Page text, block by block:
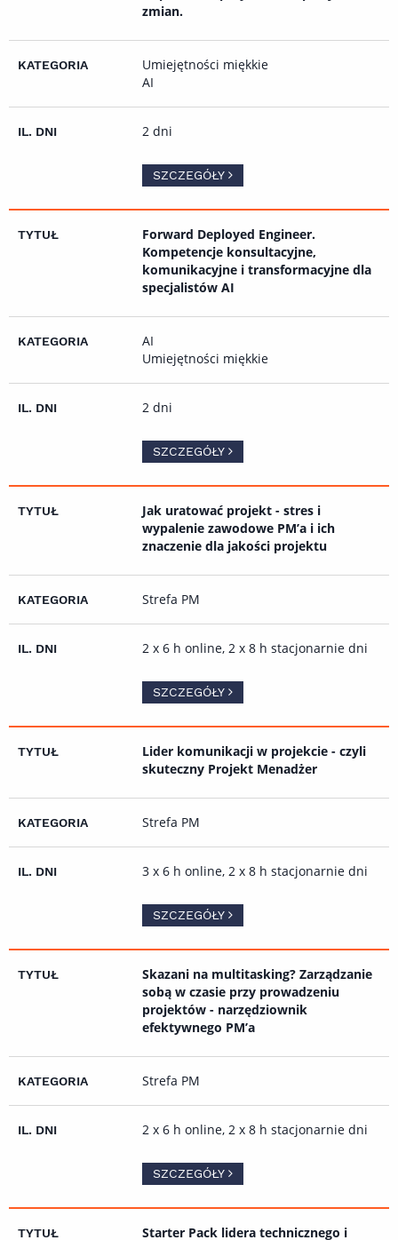
zmian.
Umiejętności miękkie
AI
2 dni
SZCZEGÓŁY
Forward Deployed Engineer.
Kompetencje konsultacyjne,
komunikacyjne i transformacyjne dla
specjalistów AI
AI
Umiejętności miękkie
2 dni
SZCZEGÓŁY
Jak uratować projekt - stres i
wypalenie zawodowe PM’a i ich
znaczenie dla jakości projektu
Strefa PM
2 x 6 h online, 2 x 8 h stacjonarnie dni
SZCZEGÓŁY
Lider komunikacji w projekcie - czyli
skuteczny Projekt Menadżer
Strefa PM
3 x 6 h online, 2 x 8 h stacjonarnie dni
SZCZEGÓŁY
Skazani na multitasking? Zarządzanie
sobą w czasie przy prowadzeniu
projektów - narzędziownik
efektywnego PM’a
Strefa PM
2 x 6 h online, 2 x 8 h stacjonarnie dni
SZCZEGÓŁY
Starter Pack lidera technicznego i